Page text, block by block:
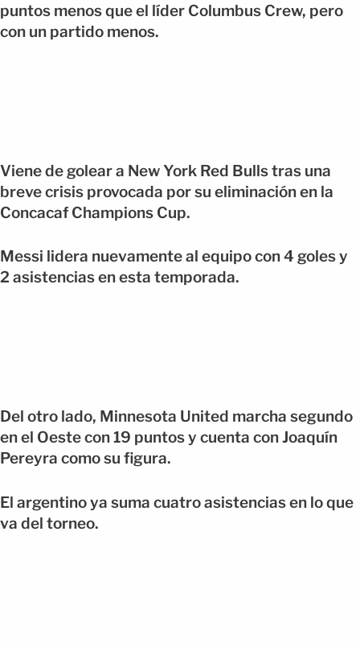
puntos menos que el líder Columbus Crew, pero
con un partido menos.
Viene de golear a New York Red Bulls tras una
breve crisis provocada por su eliminación en la
Concacaf Champions Cup.
Messi lidera nuevamente al equipo con 4 goles y
2 asistencias en esta temporada.
Del otro lado, Minnesota United marcha segundo
en el Oeste con 19 puntos y cuenta con Joaquín
Pereyra como su figura.
El argentino ya suma cuatro asistencias en lo que
va del torneo.